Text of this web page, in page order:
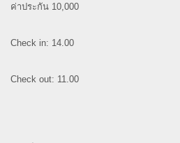
ค่าประกัน 10,000
Check in: 14.00
Check out: 11.00